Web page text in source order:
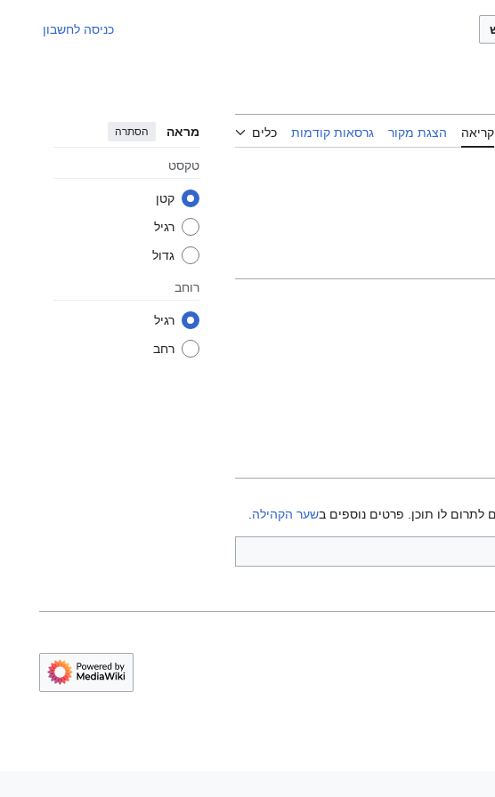
כניסה לחשבון
קריאה הצגת מקור גרסאות קודמות כלים מראה הסתרה
טקסט
קטן
רגיל
גדול
רוחב
רגיל
רחב
לתרום לו תוכן. פרטים נוספים בשער הקהילה